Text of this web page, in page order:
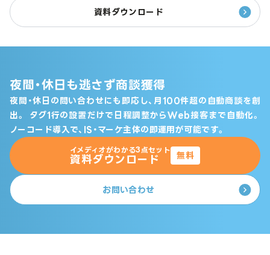
資料ダウンロード
夜間・休日も逃さず商談獲得
夜間・休日の問い合わせにも即応し、月100件超の自動商談を創
出。
タグ1行の設置だけで日程調整からWeb接客まで自動化。
ノーコード導入で、IS・マーケ主体の即運用が可能です。
イメディオがわかる3点セット
資料ダウンロード 無料
お問い合わせ